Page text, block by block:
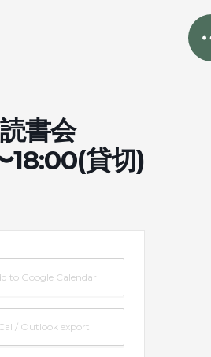
読書会
18:00(貸切)
to Google Calendar
/ Outlook export